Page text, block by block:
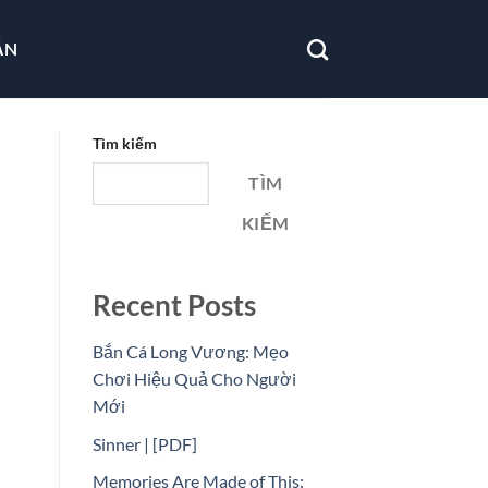
Tìm kiếm
TÌM
KIẾM
Recent Posts
Bắn Cá Long Vương: Mẹo
Chơi Hiệu Quả Cho Người
Mới
Sinner | [PDF]
Memories Are Made of This: